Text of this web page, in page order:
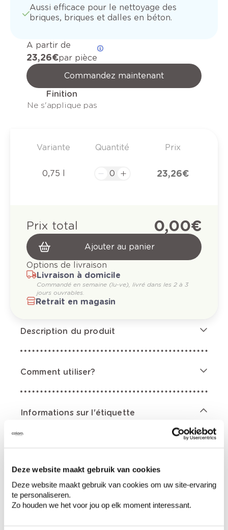
Deze website maakt gebruik van cookies
Deze website maakt gebruik van cookies om uw site-ervaring
te personaliseren.
Zo houden we het voor jou op elk moment interessant.
Aussi efficace pour le nettoyage des
briques, briques et dalles en béton.
A partir de
23,26 €par pièce
Commandez maintenant
Finition
Ne s'applique pas
Variante Quantité Prix
0,75 l 23,26 €
Prix total 0,00 €
Ajouter au panier
Options de livraison
Livraison à domicile
Commandé en semaine (lu-ve), livré dans les 2 à 3
jours ouvrables.
Retrait en magasin
Description du produit
Comment utiliser?
Informations sur l'étiquette
Mentions de danger
Contient acide oxalique. Provoque une